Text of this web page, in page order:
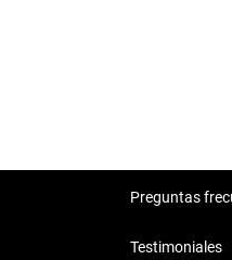
Preguntas
Testimoniales